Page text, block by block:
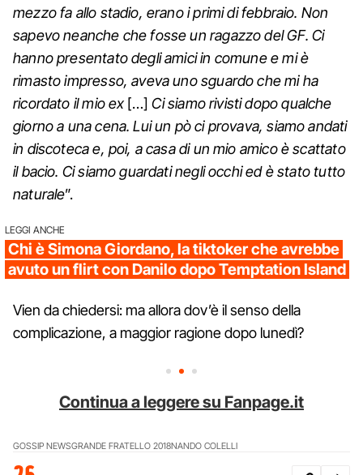
mezzo fa allo stadio, erano i primi di febbraio. Non
sapevo neanche che fosse un ragazzo del GF. Ci
hanno presentato degli amici in comune e mi è
rimasto impresso, aveva uno sguardo che mi ha
ricordato il mio ex […]Ci siamo rivisti dopo qualche
giorno a una cena. Lui un pò ci provava, siamo andati
in discoteca e, poi, a casa di un mio amico è scattato
il bacio. Ci siamo guardati negli occhi ed è stato tutto
naturale”.
LEGGI ANCHE
Chi è Simona Giordano, la tiktoker che avrebbe
avuto un flirt con Danilo dopo Temptation Island
Vien da chiedersi: ma allora dov’è il senso della
complicazione, a maggior ragione dopo lunedì?
Continua a leggere su Fanpage.it
GOSSIP NEWSGRANDE FRATELLO 2018NANDO COLELLI